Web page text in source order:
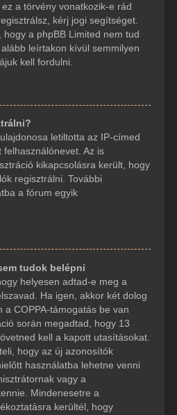
a törvény vonatkozik-e rád
kérj jogi segítséget.
a phpBB Limited nem tud
leírtakon kívül semmilyen
kell fordulni.
letiltotta az IP-címed
Az is
kikapcsolásra került, hogy
regisztrálni. További
a fórum egyik
tudok belépni
helyesen adtad-e meg a
Ha igen, akkor két dolog
a COPPA-támogatás be van
során megadtad, hogy 13
kell a kapott utasításokat.
hogy az új azonosítók
használatba lehetne venni
vagy a
Mindenesetre a
kerültél, hogy